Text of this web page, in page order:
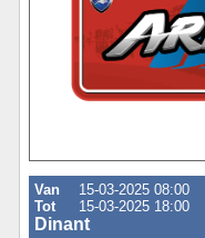
Van
15-03-2025 08:00
Tot
15-03-2025 18:00
Dinant